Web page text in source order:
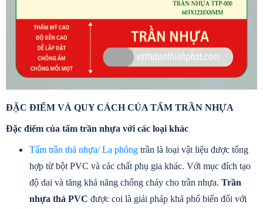
ĐẶC ĐIỂM VÀ QUY CÁCH CỦA TẤM TRẦN NHỰA
Đặc điểm của tấm trần nhựa với các loại khác
Tấm trần thả nhựa/ La phông trần là loại vật liệu được tổng
hợp từ bột PVC và các chất phụ gia khác. Với mục đích tạo
độ dai và tăng khả năng chống cháy cho trần nhựa. Trần
nhựa thả PVC được coi là giải pháp khá phổ biến đối với